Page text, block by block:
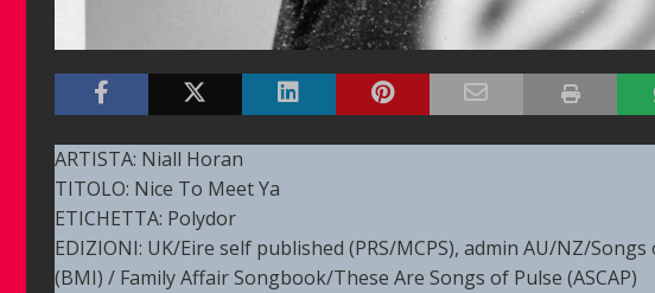
ARTISTA: Niall Horan
TITOLO: Nice To Meet Ya
ETICHETTA: Polydor
EDIZIONI: UK/Eire self published (PRS/MCPS), admin AU/NZ/
(BMI) / Family Affair Songbook/These Are Songs of Pulse (ASCAP)